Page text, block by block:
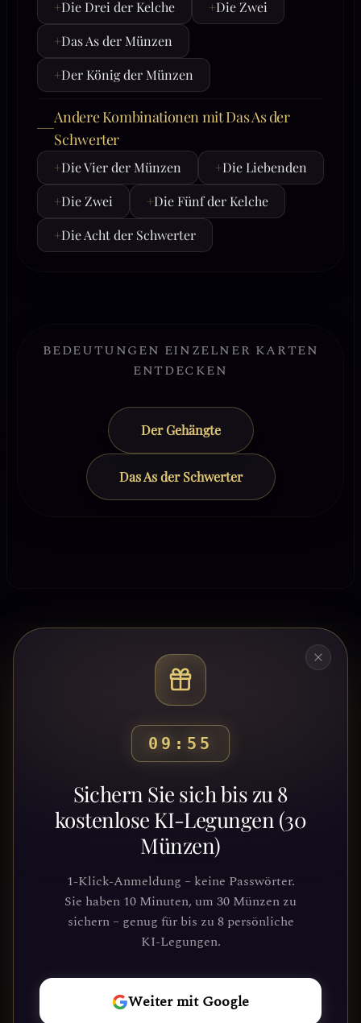
+Die Drei der Kelche +Die Zwei
+Das As der Münzen
+Der König der Münzen
Andere Kombinationen mit Das As der
Schwerter
+Die Vier der Münzen +Die Liebenden
+Die Zwei +Die Fünf der Kelche
+Die Acht der Schwerter
BEDEUTUNGEN EINZELNER KARTEN
ENTDECKEN
Der Gehängte
Das As der Schwerter
09:53
Sichern Sie sich bis zu 8
kostenlose KI-Legungen (30
Münzen)
1-Klick-Anmeldung – keine Passwörter.
Sie haben 10 Minuten, um 30 Münzen zu
sichern – genug für bis zu 8 persönliche
KI-Legungen.
Weiter mit Google
Bereit, deinen Weg zu
entdecken?
Schließe dich Tausenden von
Suchenden an, die Klarheit und
Führung durch unsere Plattform
gefunden haben. Deine kosmische Reise
wartet.
REISE
BEGINNEN